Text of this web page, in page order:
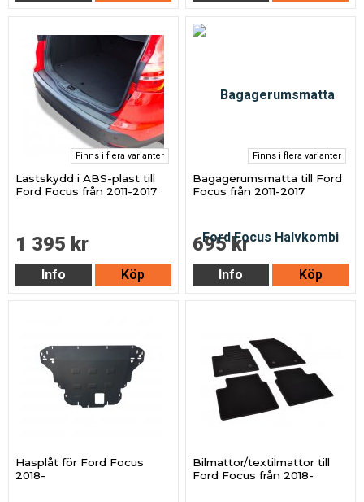
Finns i flera varianter
Lastskydd i ABS-plast till
Ford Focus från 2011-2017
1 395 kr
Info Köp
Finns i flera varianter
Bagagerumsmatta till Ford
Focus från 2011-2017
695 kr
Info Köp
Hasplåt för Ford Focus
2018-
Bilmattor/textilmattor till
Ford Focus från 2018-